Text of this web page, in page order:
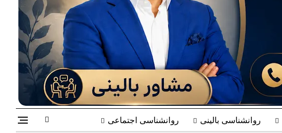
روانشناسی بالینی روانشناسی اجتماعی